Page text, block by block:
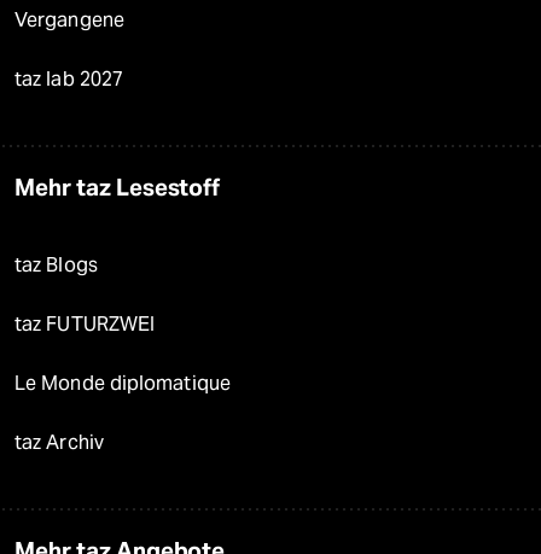
Vergangene
taz lab 2027
Mehr taz Lesestoff
taz Blogs
taz FUTURZWEI
Le Monde diplomatique
taz Archiv